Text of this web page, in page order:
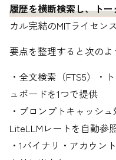
履歴を横断検索し、ト
カル完結のMITライセン
要点を整理すると次のよ
・全文検索（FTS5）・
ュボードを1つで提供
・プロンプトキャッシ
LiteLLMレートを自動参
・1バイナリ・アカウン